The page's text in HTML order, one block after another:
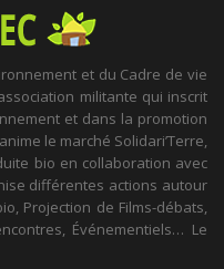
et du Cadre de vie
militante qui inscrit
et dans la promotion
le marché Solidari’Terre,
bio en collaboration avec
différentes actions autour
Projection de Films-débats,
Événementiels… Le